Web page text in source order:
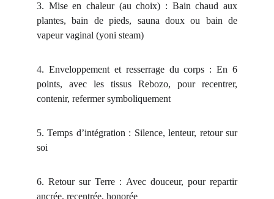
3. Mise en chaleur (au choix) : Bain chaud aux
plantes, bain de pieds, sauna doux ou bain de
vapeur vaginal (yoni steam)
4. Enveloppement et resserrage du corps :En 6
points, avec les tissus Rebozo, pour recentrer,
contenir, refermer symboliquement
5. Temps d’intégration : Silence, lenteur, retour sur
soi
6. Retour sur Terre : Avec douceur, pour repartir
ancrée, recentrée, honorée